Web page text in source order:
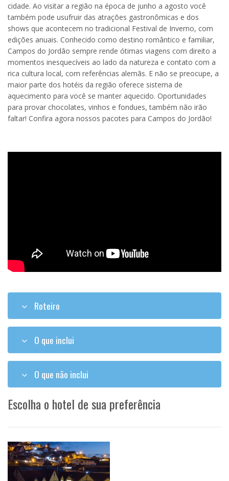
cidade. Ao visitar a região na época de junho a agosto você
também pode usufruir das atrações gastronômicas e dos
shows que acontecem no tradicional Festival de Inverno, com
edições anuais. Conhecido como destino romântico e familiar,
Campos do Jordão sempre rende ótimas viagens com direito a
momentos inesquecíveis ao lado da natureza e contato com a
rica cultura local, com referências alemãs. E não se preocupe, a
maior parte dos hotéis da região oferece sistema de
aquecimento para você se manter aquecido. Oportunidades
para provar chocolates, vinhos e fondues, também não irão
faltar! Confira agora nossos pacotes para Campos do Jordão!
Roteiro
O que inclui
O que não inclui
Escolha o hotel de sua preferência